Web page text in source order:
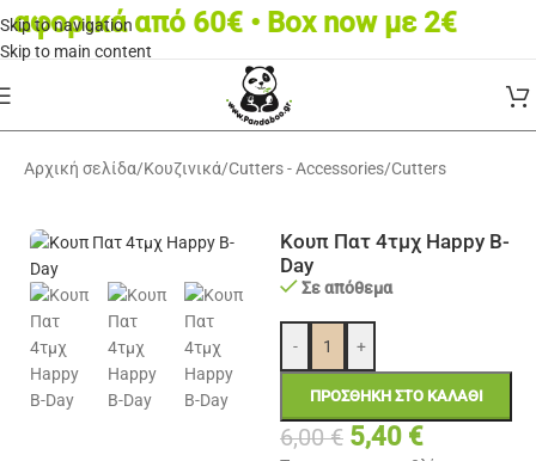
Skip to navigation
Skip to main content
από 60€ • Box now με 2€
Αρχική σελίδα/Κουζινικά/Cutters - Accessories/Cutters
Κουπ Πατ 4τμχ Happy B-
Day
Σε απόθεμα
- +
ΠΡΟΣΘΉΚΗ ΣΤΟ ΚΑΛΆΘΙ
6,00€ 5,40 €